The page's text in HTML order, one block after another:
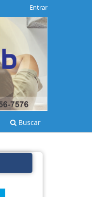
Buscar
Entrar